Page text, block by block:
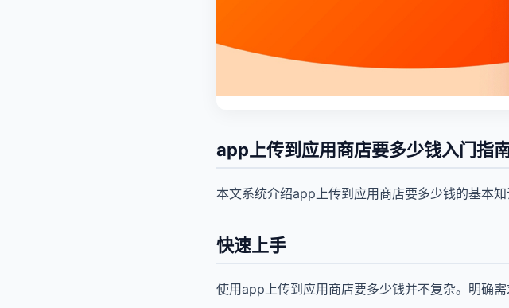
app上传到应用商店要多少钱入门指
本文系统介绍app上传到应用商店要多少钱的基本
快速上手
使用app上传到应用商店要多少钱并不复杂。明确